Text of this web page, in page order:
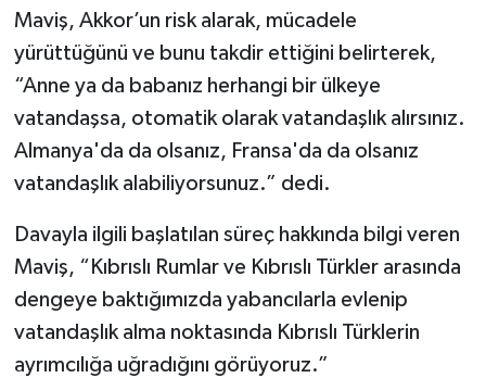
Maviş, Akkor’un risk alarak, mücadele
yürüttüğünü ve bunu takdir ettiğini belirterek,
“Anne ya da babanız herhangi bir ülkeye
vatandaşsa, otomatik olarak vatandaşlık alırsınız.
Almanya'da da olsanız, Fransa'da da olsanız
vatandaşlık alabiliyorsunuz.” dedi.
Davayla ilgili başlatılan süreç hakkında bilgi veren
Maviş, “Kıbrıslı Rumlar ve Kıbrıslı Türkler arasında
dengeye baktığımızda yabancılarla evlenip
vatandaşlık alma noktasında Kıbrıslı Türklerin
ayrımcılığa uğradığını görüyoruz.”